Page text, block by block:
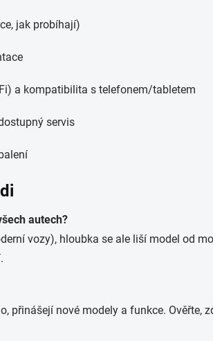
jak probíhají)
a kompatibilita s telefonem/tabletem
servis
autech?
vozy), hloubka se ale liší model od
přinášejí nové modely a funkce. Ověřte,